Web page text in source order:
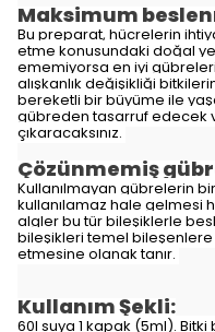
Maksimum
Bu preparat, hücrelerin
etme konusundaki doğal
ememiyorsa en iyi
alışkanlık değişikliği
bereketli bir büyüme ile
gübreden tasarruf edecek
çıkaracaksınız.
Çözünmemiş
Kullanılmayan gübrelerin
kullanılamaz hale gelmesi
algler bu tür bileşiklerle
bileşikleri temel bileşenlere
etmesine olanak tanır.
Kullanım Şekli:
60l suya 1 kapak (5ml). Bitki